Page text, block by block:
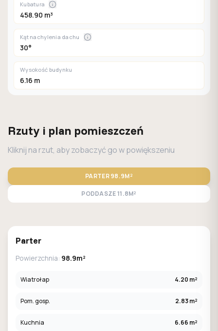
Kubatura
458.90 m³
Kąt nachylenia dachu
30°
Wysokość budynku
6.16 m
Rzuty i plan pomieszczeń
Kliknij na rzut, aby zobaczyć go w powiększeniu
PARTER98.9M²
PODDASZE11.8M²
Parter
Powierzchnia: 98.9m²
Wiatrołap 4.20 m²
Pom. gosp. 2.83 m²
Kuchnia 6.66 m²